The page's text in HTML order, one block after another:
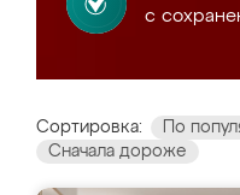
с
Сортировка: По
Сначала дороже